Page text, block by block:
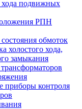
хода подвижных
РПН
обмоток
холостого хода,
замыкания
приборы контроля